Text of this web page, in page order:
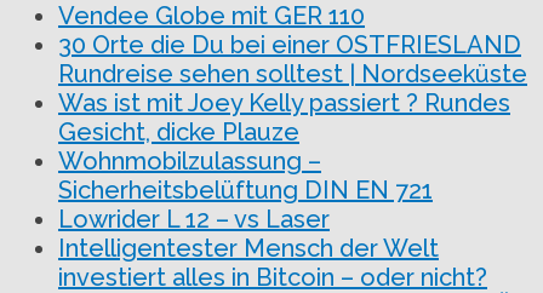
Vendee Globe mit GER 110
30 Orte die Du bei einer OSTFRIESLAND
Rundreise sehen solltest | Nordseeküste
Was ist mit Joey Kelly passiert ? Rundes
Gesicht, dicke Plauze
Wohnmobilzulassung –
Sicherheitsbelüftung DIN EN 721
Lowrider L 12 – vs Laser
Intelligentester Mensch der Welt
investiert alles in Bitcoin – oder nicht?